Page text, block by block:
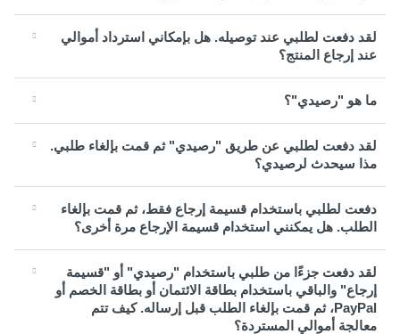
لقد دفعت لطلبي عند توصيله. هل بإمكاني استرداد أموالي
عند إرجاع المنتج؟
ما هو "رصيدي"؟
لقد دفعت لطلبي عن طريق "رصيدي" ثم قمت بإلغاء طلبي.
مذا سيحدث لرصيدي؟
دفعت لطلبي باستخدام قسيمة إرجاع فقط، ثم قمت بإلغاء
الطلب. هل يمكنني استخدام قسيمة الإرجاع مرة أخرى؟
لقد دفعت جزءًا من طلبي باستخدام "رصيدي" أو "قسيمة
إرجاع" والباقي باستخدام بطاقة الائتمان أو بطاقة الخصم أو
PayPal، ثم قمت بإلغاء الطلب قبل إرساله. كيف تتم
معالجة أموالي المستردة؟